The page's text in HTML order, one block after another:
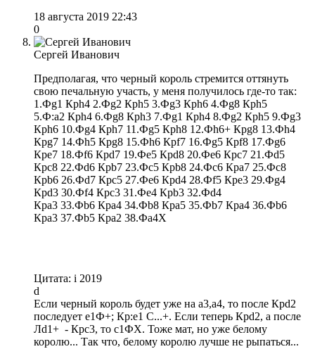
18 августа 2019 22:43
0
Сергей Иванович
Предполагая, что черный король стремится оттянуть
свою печальную участь, у меня получилось где-то так:
1.Фg1 Крh4 2.Фg2 Крh5 3.Фg3 Крh6 4.Фg8 Крh5
5.Ф:а2 Крh4 6.Фg8 Крh3 7.Фg1 Крh4 8.Фg2 Крh5 9.Фg3
Крh6 10.Фg4 Крh7 11.Фg5 Крh8 12.Фh6+ Крg8 13.Фh4
Крg7 14.Фh5 Крg8 15.Фh6 Крf7 16.Фg5 Крf8 17.Фg6
Кре7 18.Фf6 Крd7 19.Фе5 Крd8 20.Фе6 Крс7 21.Фd5
Крс8 22.Фd6 Крb7 23.Фc5 Крb8 24.Фc6 Кра7 25.Фс8
Крb6 26.Фd7 Крс5 27.Фе6 Крd4 28.Фf5 Кре3 29.Фg4
Крd3 30.Фf4 Крс3 31.Фе4 Крb3 32.Фd4
Кра3 33.Фb6 Кра4 34.Фb8 Кра5 35.Фb7 Кра4 36.Фb6
Кра3 37.Фb5 Кра2 38.Фа4Х
Цитата: i 2019
d
Если черный король будет уже на а3,а4, то после Крd2
последует е1Ф+; Кр:е1 С...+. Если теперь Крd2, а после
Лd1+ - Крс3, то с1ФХ. Тоже мат, но уже белому
королю... Так что, белому королю лучше не рыпаться...